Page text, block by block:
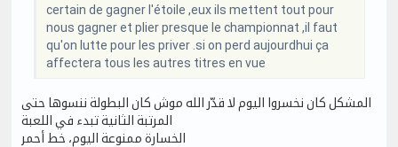
certain de gagner l'étoile ,eux ils mettent tout pour
nous gagner et plier presque le championnat ,il faut
qu'on lutte pour les priver .si on perd aujourdhui ça
affectera tous les autres titres en vue
المشكل كان نخسروا اليوم لا قدّر الله موش كان البطولة ننسوها حتى
المرتبة الثانية تبدء في اللعبة
الخسارة ممنوعة اليوم، خط أحمر